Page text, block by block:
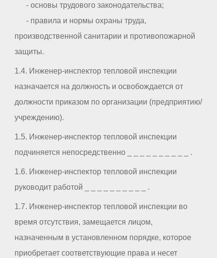
- основы трудового законодательства;
- правила и нормы охраны труда,
производственной санитарии и противопожарной
защиты.
1.4. Инженер-инспектор тепловой инспекции
назначается на должность и освобождается от
должности приказом по организации (предприятию/
учреждению).
1.5. Инженер-инспектор тепловой инспекции
подчиняется непосредственно _ _ _ _ _ _ _ _ _ _ .
1.6. Инженер-инспектор тепловой инспекции
руководит работой _ _ _ _ _ _ _ _ _ _ .
1.7. Инженер-инспектор тепловой инспекции во
время отсутствия, замещается лицом,
назначенным в установленном порядке, которое
приобретает соответствующие права и несет